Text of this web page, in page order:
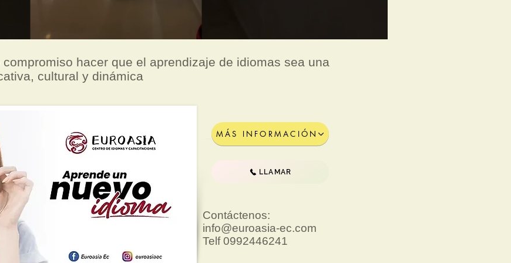
hacer que el aprendizaje de idiomas sea una
cultural y dinámica
MÁS INFORMACIÓN
LLAMAR
Contáctenos:
info@euroasia-ec.com
Telf 0992446241